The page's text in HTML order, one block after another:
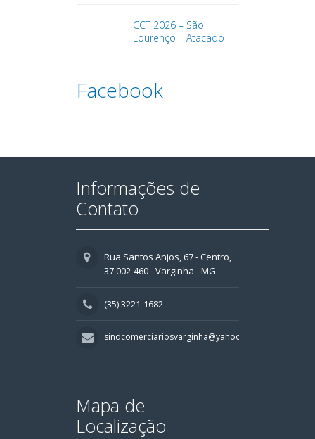
CCT 2026 – São
Lourenço – Atacado
Facebook
Informações de
Contato
Rua Santos Anjos, 67 - Centro,
37.002-460 - Varginha - MG
(35) 3221-1682
sindcomerciariosvarginha@yahoo.com.br
Mapa de
Localização